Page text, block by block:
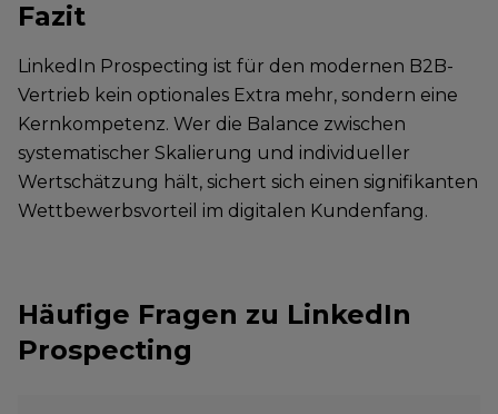
Fazit
LinkedIn Prospecting ist für den modernen B2B-
Vertrieb kein optionales Extra mehr, sondern eine
Kernkompetenz. Wer die Balance zwischen
systematischer Skalierung und individueller
Wertschätzung hält, sichert sich einen signifikanten
Wettbewerbsvorteil im digitalen Kundenfang.
Häufige Fragen zu LinkedIn
Prospecting